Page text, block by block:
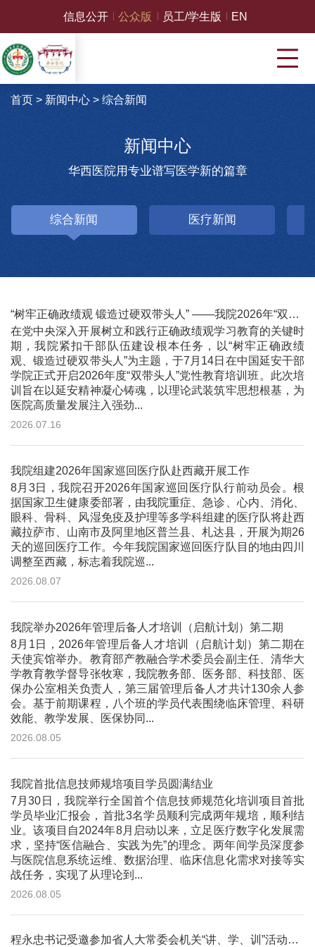
信息公开 公众版 员工/学生版 EN
首页 > 新闻中心> 综合新闻
新闻中心
华西医院用专业谱写医学新的篇章
综合新闻 医疗新闻
“树牢正确政绩观 锻造过硬双带头人” ——我院2026年“双带头人”党性教育培训班在中国延安干部学院开班
在党中央深入开展树立和践行正确政绩观学习教育的关键时
期，我院紧扣干部队伍建设根本任务，以“树牢正确政绩
观、锻造过硬双带头人”为主题，于7月14日在中国延安干部
学院正式开启2026年度“双带头人”党性教育培训班。此次培
训旨在以延安精神凝心铸魂，以理论武装筑牢思想根基，为
医院高质量发展注入强劲...
2026.07.16
我院组建2026年国家巡回医疗队赴西藏开展工作
8月3日，我院召开2026年国家巡回医疗队行前动员会。根
据国家卫生健康委部署，由我院重症、急诊、心内、消化、
眼科、骨科、风湿免疫及护理等多学科组建的医疗队将赴西
藏拉萨市、山南市及阿里地区普兰县、札达县，开展为期26
天的巡回医疗工作。今年我院国家巡回医疗队目的地由四川
调整至西藏，标志着我院巡...
2026.08.07
我院举办2026年管理后备人才培训（启航计划）第二期
8月1日，2026年管理后备人才培训（启航计划）第二期在
天使宾馆举办。教育部产教融合学术委员会副主任、清华大
学教育教学督导张牧寒，我院教务部、医务部、科技部、医
保办公室相关负责人，第三届管理后备人才共计130余人参
会。基于前期课程，八个班的学员代表围绕临床管理、科研
效能、教学发展、医保协同...
2026.08.05
我院首批信息技师规培项目学员圆满结业
7月30日，我院举行全国首个信息技师规范化培训项目首批
学员毕业汇报会，首批3名学员顺利完成两年规培，顺利结
业。该项目自2024年8月启动以来，立足医疗数字化发展需
求，坚持“医信融合、实践为先”的理念。两年间学员深度参
与医院信息系统运维、数据治理、临床信息化需求对接等实
战任务，实现了从理论到...
2026.08.05
程永忠书记受邀参加省人大常委会机关“讲、学、训”活动并作专题讲座